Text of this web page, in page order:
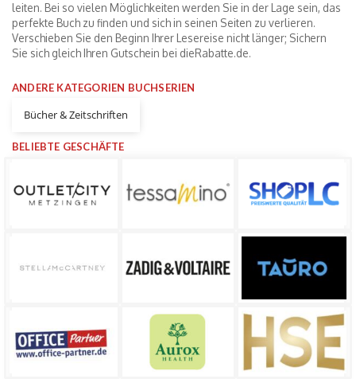
leiten. Bei so vielen Möglichkeiten werden Sie in der Lage sein, das
perfekte Buch zu finden und sich in seinen Seiten zu verlieren.
Verschieben Sie den Beginn Ihrer Lesereise nicht länger; Sichern
Sie sich gleich Ihren Gutschein bei dieRabatte.de.
ANDERE KATEGORIEN BUCHSERIEN
Bücher & Zeitschriften
BELIEBTE GESCHÄFTE